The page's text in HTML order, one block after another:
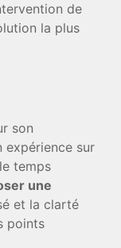
de
la plus
son
expérience sur
temps
une
et la clarté
points